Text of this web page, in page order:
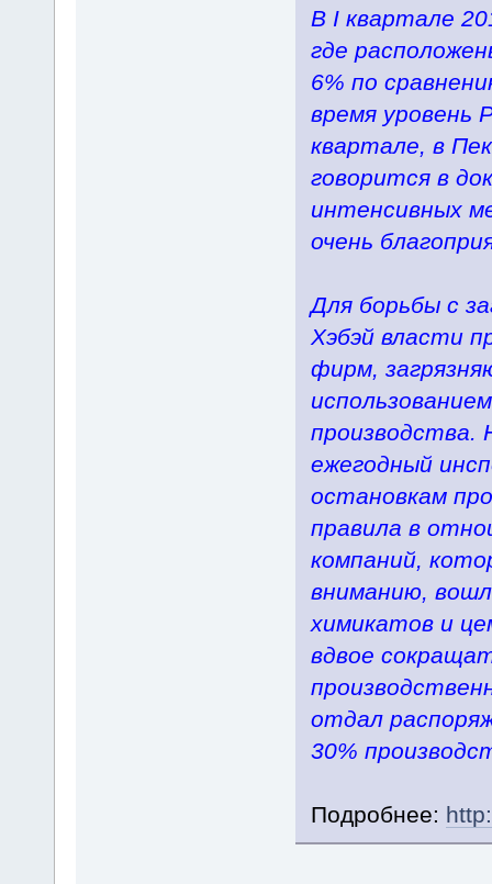
В I квартале
где
6% по
время уровень
квартале, в
говорится в
интенсивных
очень
Для борьбы с
Хэбэй власти
фирм,
производства.
ежегодный
остановкам
правила в
компаний,
вниманию,
химикатов и
вдвое
отдал
30%
Подробнее: